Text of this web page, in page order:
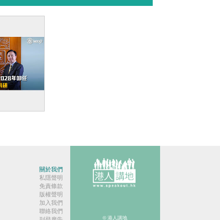
關於我們
私隱聲明
免責條款
版權聲明
加入我們
聯絡我們
© 港人講地